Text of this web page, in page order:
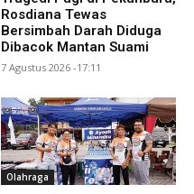
Rosdiana Tewas
Bersimbah Darah Diduga
Dibacok Mantan Suami
7 Agustus 2026 -17:11
Olahraga